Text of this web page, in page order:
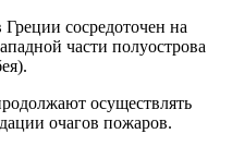
сосредоточен на
части полуострова
осуществлять
очагов пожаров.